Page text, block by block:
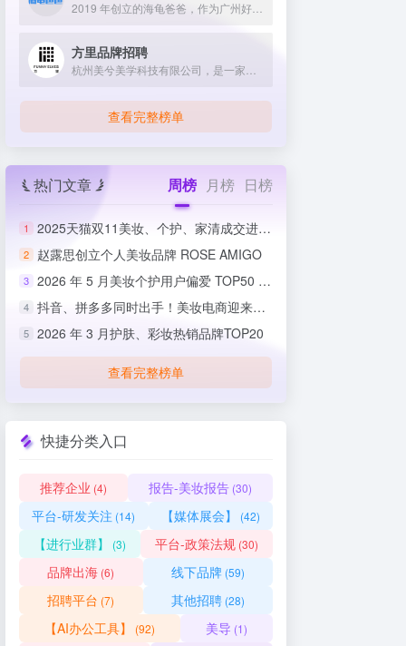
方里品牌招聘
查看完整榜单
热门文章 周榜 月榜 日榜
1 2025天猫双11美妆、个护、家清成交进度排行榜
2 赵露思创立个人美妆品牌 ROSE AMIGO
3 2026 年 5 月美妆个护用户偏爱 TOP50 榜单出炉
4 抖音、拼多多同时出手！美妆电商迎来史上最严整治
5 2026 年 3 月护肤、彩妆热销品牌TOP20
查看完整榜单
快捷分类入口
推荐企业 (4) 报告-美妆报告 (30)
平台-研发关注 (14) 【媒体展会】 (42)
【进行业群】 (3) 平台-政策法规 (30)
品牌出海 (6) 线下品牌(59)
招聘平台 (7) 其他招聘(28)
【AI办公工具】 (92) 美导 (1)